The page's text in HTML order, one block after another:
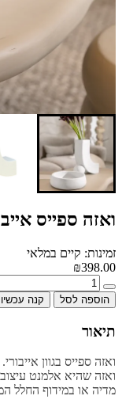
ואזה ספייס
זמינות: קיים במלאי
₪398.00
הוספה לסל קנה עכשיו
תיאור
ואזה ספייס בגוון
ואזה שהיא אלמנט
מדיה או במידוף החלל